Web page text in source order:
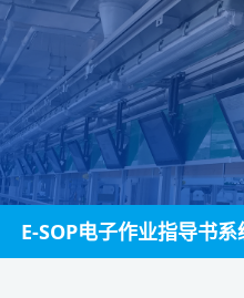
E-SOP电子作业指导书